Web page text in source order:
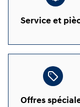
Service et
Offres